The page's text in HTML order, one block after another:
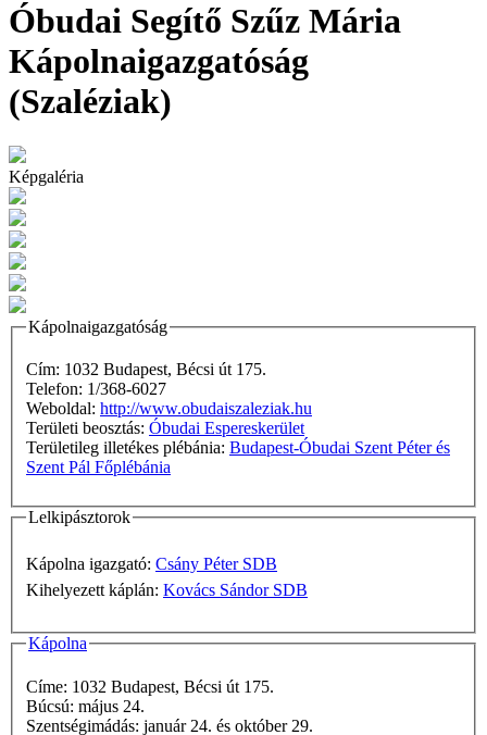
Óbudai Segítő Szűz Mária
Kápolnaigazgatóság
(Szaléziak)
Képgaléria
Kápolnaigazgatóság
Cím: 1032 Budapest, Bécsi út 175.
Telefon: 1/368-6027
Weboldal: http://www.obudaiszaleziak.hu
Területi beosztás: Óbudai Espereskerület
Területileg illetékes plébánia: Budapest-Óbudai Szent Péter és
Szent Pál Főplébánia
Lelkipásztorok
Kápolna igazgató: Csány Péter SDB
Kihelyezett káplán: Kovács Sándor SDB
Kápolna
Címe: 1032 Budapest, Bécsi út 175.
Búcsú: május 24.
Szentségimádás: január 24. és október 29.